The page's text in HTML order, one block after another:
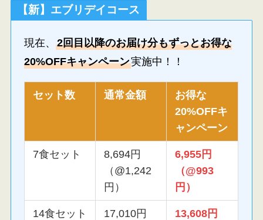
【新】エブリデイコース
現在、2回目以降のお届け分もずっとお得な
20%OFFキャンペーン実施中！！
セット数 通常金額
お得な
20%OFFキ
ャンペーン
7食セット
8,694円
（@1,242
円）
6,955円
（@993
円）
14食セット
17,010円
13,608円